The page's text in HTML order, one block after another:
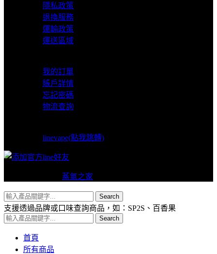
隱私政策
退換服務
運輸政策
運送區域
我的訂單
賬戶詳情
忘記密碼
物流查詢
linevape(點我跳轉)
蒸氣之家
Search
支援透過品牌或口味查詢商品，如：SP2S、百香果
Search
首頁
所有商品